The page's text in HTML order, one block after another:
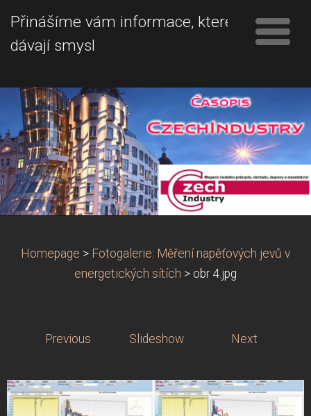
Přinášíme vám informace, které
dávají smysl
Homepage > Fotogalerie: Měření napěťových jevů v
energetických sítích > obr 4.jpg
Previous Slideshow Next